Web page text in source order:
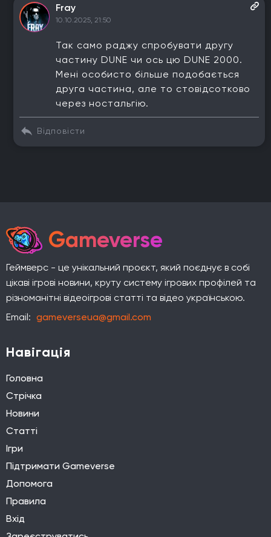
Fray
10.10.2025, 21:50
Так само раджу спробувати другу
частину DUNE чи ось цю DUNE 2000.
Мені особисто більше подобається
друга частина, але то стовідсотково
через ностальгію.
Відповісти
Gameverse
Геймверс - це унікальний проєкт, який поєднує в собі
цікаві ігрові новини, круту систему ігрових профілей та
різноманітні відеоігрові статті та відео українською.
Email: gameverseua@gmail.com
Навігація
Головна
Стрічка
Новини
Статті
Ігри
Підтримати Gameverse
Допомога
Правила
Вхід